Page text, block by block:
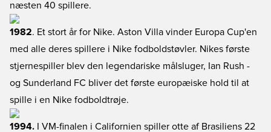
næsten 40 spillere.
1982. Et stort år for Nike. Aston Villa vinder Europa Cup'en
med alle deres spillere i Nike fodboldstøvler. Nikes første
stjernespiller blev den legendariske målsluger, Ian Rush -
og Sunderland FC bliver det første europæiske hold til at
spille i en Nike fodboldtrøje.
1994. I VM-finalen i Californien spiller otte af Brasiliens 22